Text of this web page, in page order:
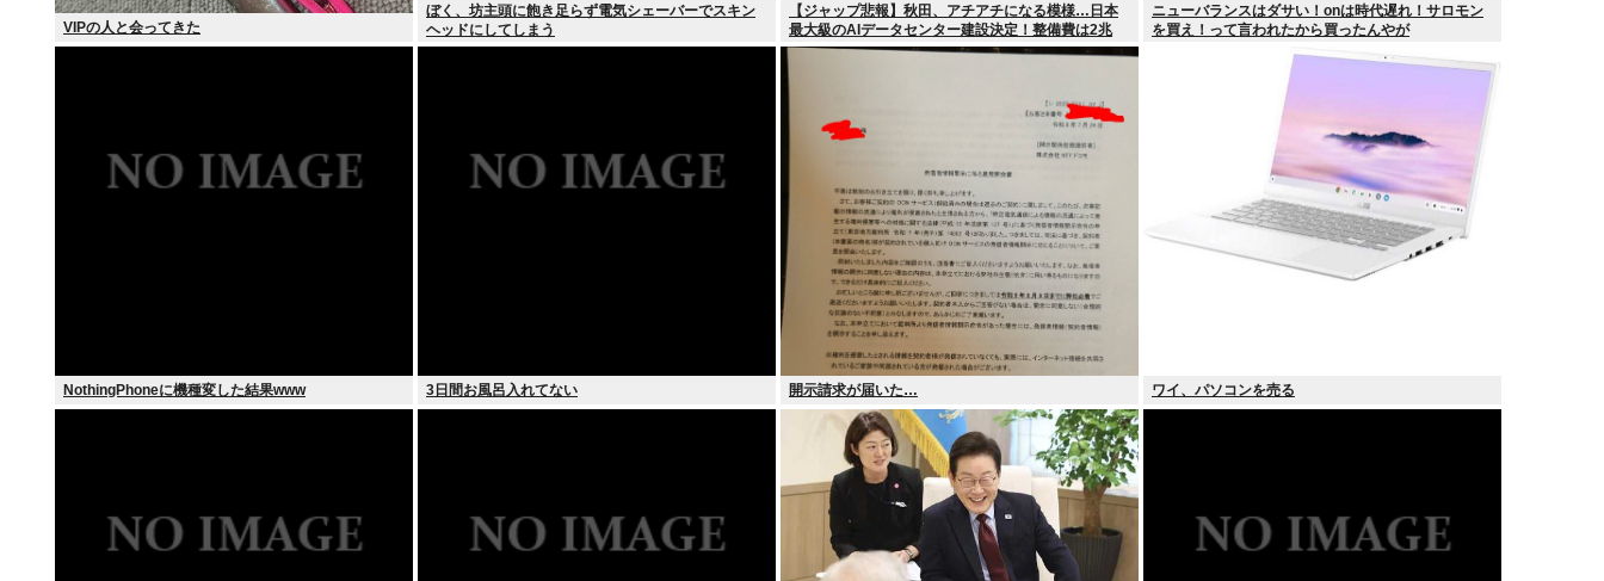
VIPの人と会ってきた
ぼく、坊主頭に飽き足らず電気シェーバーでスキン
ヘッドにしてしまう
【ジャップ悲報】秋田、アチアチになる模様…日本
最大級のAIデータセンター建設決定！整備費は2兆
円！
ニューバランスはダサい！onは時代遅れ！サロモン
を買え！って言われたから買ったんやが
NothingPhoneに機種変した結果www 3日間お風呂入れてない 開示請求が届いた… ワイ、パソコンを売る